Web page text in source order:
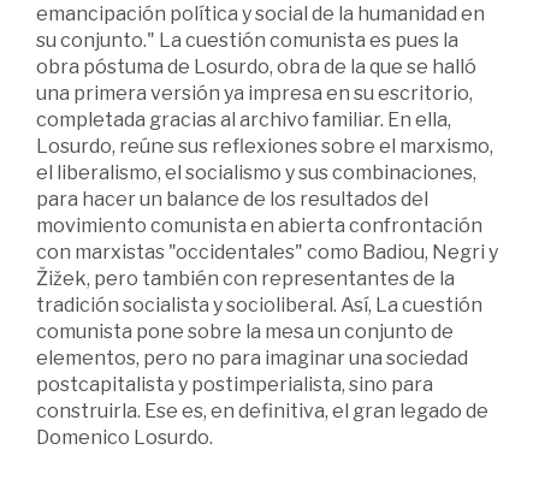
emancipación política y social de la humanidad en
su conjunto." La cuestión comunista es pues la
obra póstuma de Losurdo, obra de la que se halló
una primera versión ya impresa en su escritorio,
completada gracias al archivo familiar. En ella,
Losurdo, reúne sus reflexiones sobre el marxismo,
el liberalismo, el socialismo y sus combinaciones,
para hacer un balance de los resultados del
movimiento comunista en abierta confrontación
con marxistas "occidentales" como Badiou, Negri y
Žižek, pero también con representantes de la
tradición socialista y socioliberal. Así, La cuestión
comunista pone sobre la mesa un conjunto de
elementos, pero no para imaginar una sociedad
postcapitalista y postimperialista, sino para
construirla. Ese es, en definitiva, el gran legado de
Domenico Losurdo.